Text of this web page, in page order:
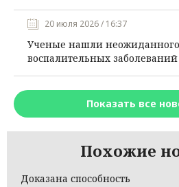
20 июля 2026 / 16:37
Ученые нашли
воспалительных
Показать все
Похожие
Доказана способность